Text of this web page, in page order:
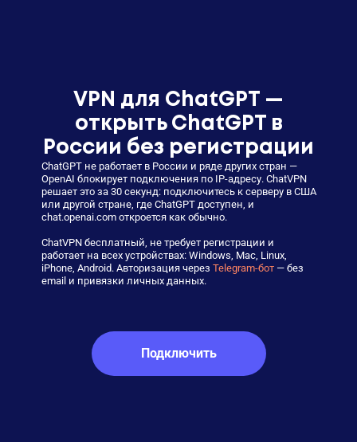
VPN для ChatGPT —
открыть ChatGPT в
России без регистрации
ChatGPT не работает в России и ряде других стран —
OpenAI блокирует подключения по IP-адресу. ChatVPN
решает это за 30 секунд: подключитесь к серверу в США
или другой стране, где ChatGPT доступен, и
chat.openai.com откроется как обычно.
ChatVPN бесплатный, не требует регистрации и
работает на всех устройствах: Windows, Mac, Linux,
iPhone, Android. Авторизация через Telegram-бот— без
email и привязки личных данных.
Подключить